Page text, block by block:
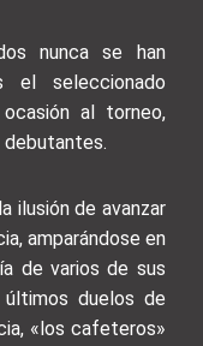
nunca se han
el seleccionado
al torneo,
debutantes.
ilusión de avanzar
amparándose en
de varios de sus
últimos duelos de
«los cafeteros»